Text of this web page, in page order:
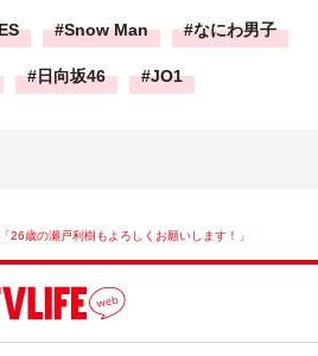
Snow Man なにわ男子
日向坂46 JO1
26歳の瀬戸利樹もよろしくお願いします！」